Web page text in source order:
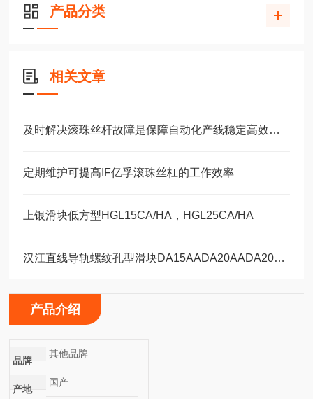
产品分类
相关文章
及时解决滚珠丝杆故障是保障自动化产线稳定高效的关键
定期维护可提高IF亿孚滚珠丝杠的工作效率
上银滑块低方型HGL15CA/HA，HGL25CA/HA
汉江直线导轨螺纹孔型滑块DA15AADA20AADA20AAL
产品介绍
品牌
其他品牌
产地
国产